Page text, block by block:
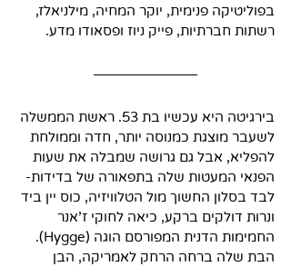
בפוליטיקה פנימית, יוקר המחיה, מילניאלז,
רשתות חברתיות, פייק ניוז ופסאודו מדע.
בירגיטה היא עכשיו בת 53. ראשת הממשלה
לשעבר מוצגת כמנוסה יותר, חדה וממולחת
להפליא, אבל גם גרושה שמבלה את שעות
הפנאי המעטות שלה בתפאורה של בדידות-
לבד בסלון החשוך מול הטלוויזיה, כוס יין ביד
ונרות דולקים ברקע, כיאה לחוקי ז'אנר
החמימות הדנית המפורסם הוגה (Hygge).
הבת שלה ברחה הרחק לאמריקה, הבן